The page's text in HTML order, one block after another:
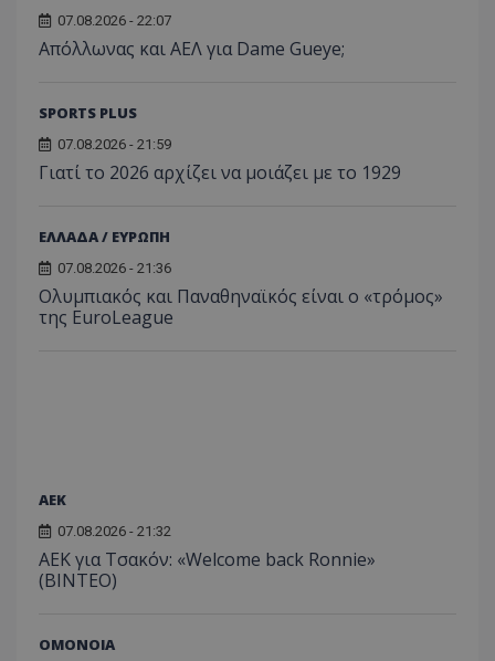
07.08.2026 - 22:07
Απόλλωνας και ΑΕΛ για Dame Gueye;
SPORTS PLUS
07.08.2026 - 21:59
Γιατί το 2026 αρχίζει να μοιάζει με το 1929
ΕΛΛΑΔΑ / ΕΥΡΩΠΗ
07.08.2026 - 21:36
Ολυμπιακός και Παναθηναϊκός είναι ο «τρόμος»
της EuroLeague
ΑEK
07.08.2026 - 21:32
ΑΕΚ για Τσακόν: «Welcome back Ronnie»
(ΒΙΝΤΕΟ)
ΟΜΟΝΟΙΑ